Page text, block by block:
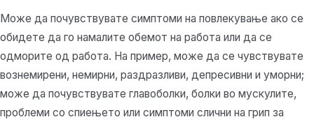
Може да почувствувате симптоми на повлекување ако се
обидете да го намалите обемот на работа или да се
одморите од работа. На пример, може да се чувствувате
вознемирени, немирни, раздразливи, депресивни и уморни;
може да почувствувате главоболки, болки во мускулите,
проблеми со спиењето или симптоми слични на грип за